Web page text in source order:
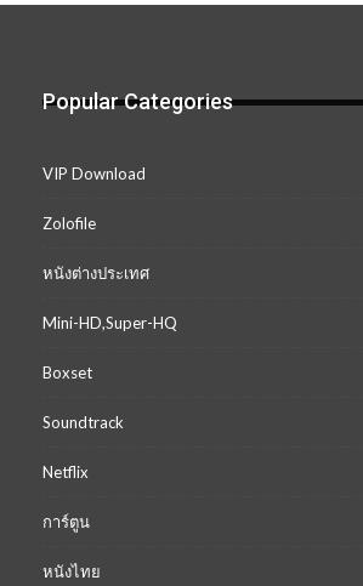
Popular Categories
VIP Download
Zolofile
หนังต่างประเทศ
Mini-HD,Super-HQ
Boxset
Soundtrack
Netflix
การ์ตูน
หนังไทย